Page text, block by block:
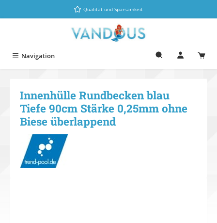
Zum Hauptinhalt springenQualität und Sparsamkeit
Navigation
Innenhülle Rundbecken blau
Tiefe 90cm Stärke 0,25mm ohne
Biese überlappend